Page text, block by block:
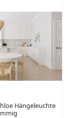
Hängeleuchte